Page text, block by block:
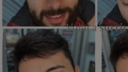
Volte asorrir